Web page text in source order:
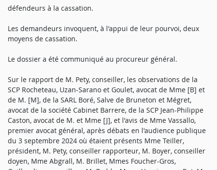
défendeurs à la cassation.
Les demandeurs invoquent, à l'appui de leur pourvoi, deux
moyens de cassation.
Le dossier a été communiqué au procureur général.
Sur le rapport de M. Pety, conseiller, les observations de la
SCP Rocheteau, Uzan-Sarano et Goulet, avocat de Mme [B] et
de M. [M], de la SARL Boré, Salve de Bruneton et Mégret,
avocat de la société Cabinet Barrere, de la SCP Jean-Philippe
Caston, avocat de M. et Mme [J], et l'avis de Mme Vassallo,
premier avocat général, après débats en l'audience publique
du 3 septembre 2024 où étaient présents Mme Teiller,
président, M. Pety, conseiller rapporteur, M. Boyer, conseiller
doyen, Mme Abgrall, M. Brillet, Mmes Foucher-Gros,